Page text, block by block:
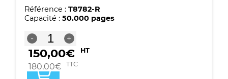
Référence : T8782-R
Capacité : 50.000 pages
-
quantité
de
Cartouche
compatible
Epson
+
150,00€ HT
180,00€ TTC